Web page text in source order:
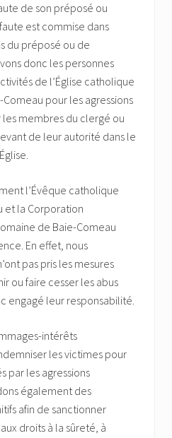
de son préposé ou
est commise dans
du préposé ou de
donc les personnes
de l’Église catholique
pour les agressions
membres du clergé ou
de leur autorité dans le
l’Évêque catholique
et la Corporation
de Baie-Comeau
En effet, nous
pas pris les mesures
ou faire cesser les abus
engagé leur responsabilité.
intérêts
les victimes pour
par les agressions
également des
afin de sanctionner
droits à la sûreté, à